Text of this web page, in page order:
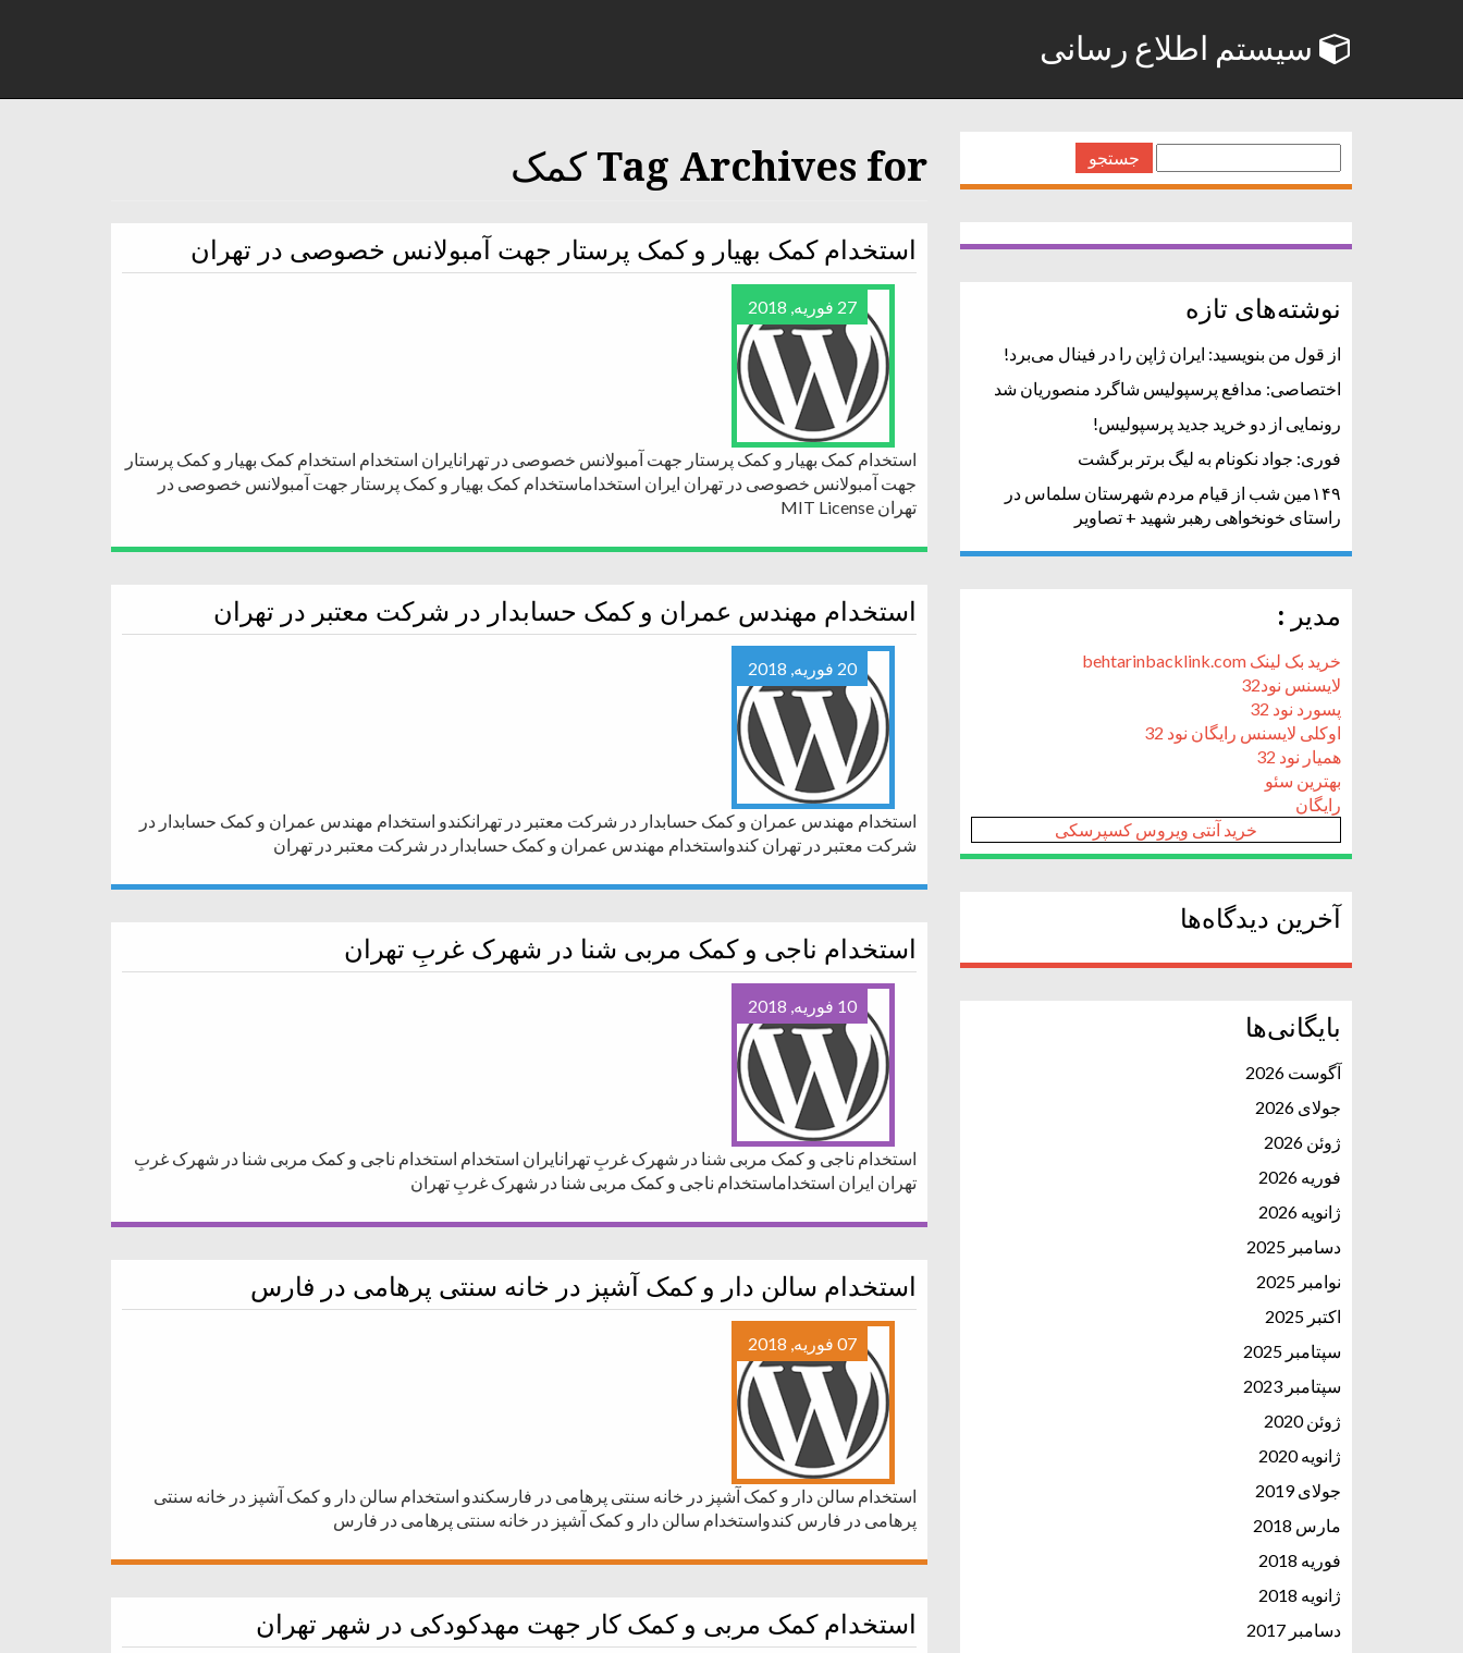
سیستم اطلاع رسانی
Tag Archives for کمک
استخدام کمک بهیار و کمک پرستار جهت آمبولانس خصوصی در تهران
27 فوریه, 2018
استخدام کمک بهیار و کمک پرستار جهت آمبولانس خصوصی در تهرانایران استخدام استخدام کمک بهیار و کمک پرستار
جهت آمبولانس خصوصی در تهران ایران استخداماستخدام کمک بهیار و کمک پرستار جهت آمبولانس خصوصی در
تهران MIT License
استخدام مهندس عمران و کمک حسابدار در شرکت معتبر در تهران
20 فوریه, 2018
استخدام مهندس عمران و کمک حسابدار در شرکت معتبر در تهرانکندو استخدام مهندس عمران و کمک حسابدار در
شرکت معتبر در تهران کندواستخدام مهندس عمران و کمک حسابدار در شرکت معتبر در تهران
استخدام ناجی و کمک مربی شنا در شهرک غربِ تهران
10 فوریه, 2018
استخدام ناجی و کمک مربی شنا در شهرک غربِ تهرانایران استخدام استخدام ناجی و کمک مربی شنا در شهرک غربِ
تهران ایران استخداماستخدام ناجی و کمک مربی شنا در شهرک غربِ تهران
استخدام سالن دار و کمک آشپز در خانه سنتی پرهامی در فارس
07 فوریه, 2018
استخدام سالن دار و کمک آشپز در خانه سنتی پرهامی در فارسکندو استخدام سالن دار و کمک آشپز در خانه سنتی
پرهامی در فارس کندواستخدام سالن دار و کمک آشپز در خانه سنتی پرهامی در فارس
استخدام کمک مربی و کمک کار جهت مهدکودکی در شهر تهران
برای:
نوشته‌های تازه
از قول من بنویسید: ایران ژاپن را در فینال می‌برد!
اختصاصی: مدافع پرسپولیس شاگرد منصوریان شد
رونمایی از دو خرید جدید پرسپولیس!
فوری: جواد نکونام به لیگ برتر برگشت
۱۴۹مین شب از قیام مردم شهرستان سلماس در
راستای خونخواهی رهبر شهید + تصاویر
مدیر :
خرید بک لینک behtarinbacklink.com
لایسنس نود32
پسورد نود 32
اوکلی لایسنس رایگان نود 32
همیار نود 32
بهترین سئو
رایگان
خرید آنتی ویروس کسپرسکی
آخرین دیدگاه‌ها
بایگانی‌ها
آگوست 2026
جولای 2026
ژوئن 2026
فوریه 2026
ژانویه 2026
دسامبر 2025
نوامبر 2025
اکتبر 2025
سپتامبر 2025
سپتامبر 2023
ژوئن 2020
ژانویه 2020
جولای 2019
مارس 2018
فوریه 2018
ژانویه 2018
دسامبر 2017